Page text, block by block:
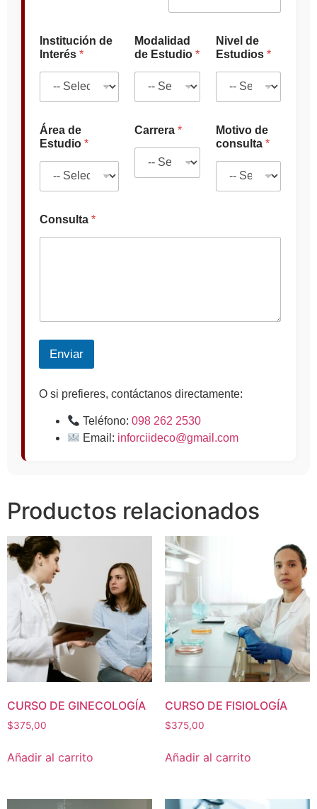
Institución de
Interés *
Modalidad
de Estudio*
Nivel de
Estudios *
Área de
Estudio *
Carrera*
Motivo de
consulta *
Consulta *
Enviar
O si prefieres, contáctanos directamente:
Teléfono:098 262 2530
Email: inforciideco@gmail.com
Productos relacionados
CURSO DE GINECOLOGÍA
$375,00
Añadir al carrito
CURSO DE FISIOLOGÍA
$375,00
Añadir al carrito